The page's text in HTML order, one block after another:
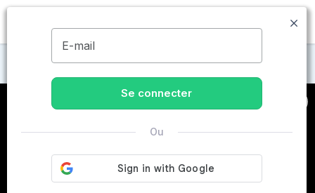
MENU
Maisons de retraite à Crest
E-mail
Se connecter
Ou